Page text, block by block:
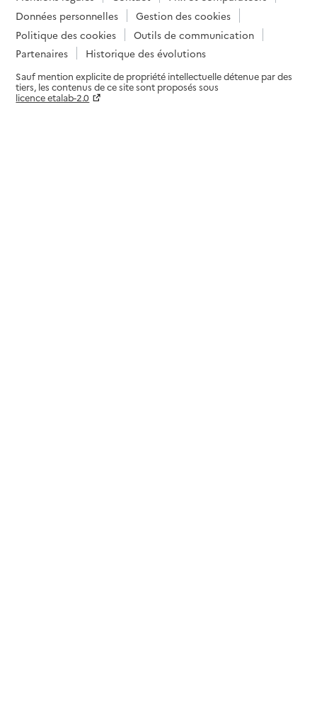
Données personnelles
Gestion des cookies
Politique des cookies
Outils de communication
Partenaires
Historique des évolutions
Sauf mention explicite de propriété intellectuelle détenue par des
tiers, les contenus de ce site sont proposés sous
licence etalab-2.0